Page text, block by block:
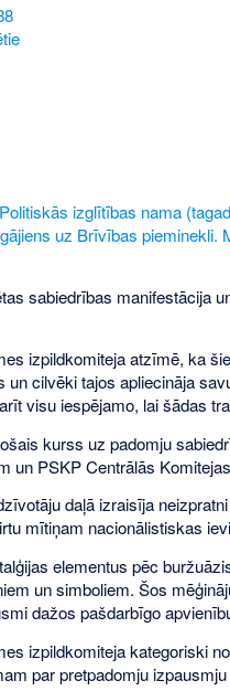
izglītības nama
uz Brīvības pieminekli.
sabiedrības
izpildkomiteja atzīmē, ka
cilvēki tajos apliecināja
visu iespējamo, lai šādas
kurss uz padomju
un PSKP Centrālās
daļā izraisīja
mītiņam nacionālistiskas
elementus pēc
un simboliem. Šos
dažos pašdarbīgo
izpildkomiteja kategoriski
par pretpadomju